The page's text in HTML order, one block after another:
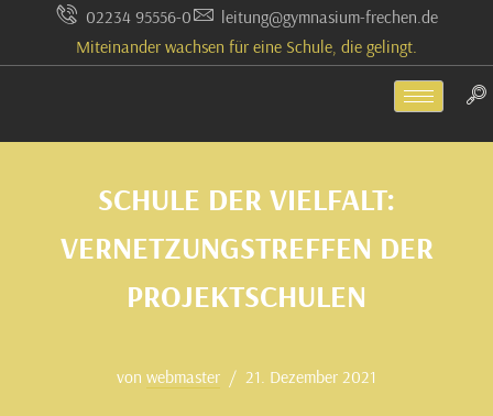
Zum
02234 95556-0
leitung@gymnasium-frechen.de
Miteinander wachsen für eine Schule, die gelingt.
SCHULE DER VIELFALT:
VERNETZUNGSTREFFEN DER
PROJEKTSCHULEN
von webmaster 21. Dezember 2021